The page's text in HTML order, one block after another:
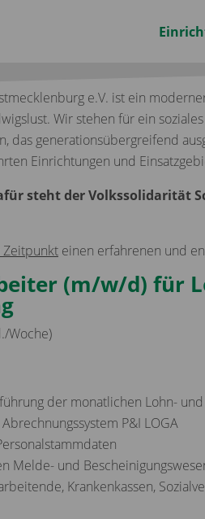
e.V. ist ein
Wir stehen für ein
generationsübergreifend
Einrichtungen und
steht der Volkssolidarität
Zeitpunkt einen erfahrenen und
(m/w/d) für
Woche)
der monatlichen Lohn-
P&I LOGA
Melde- und
Krankenkassen,